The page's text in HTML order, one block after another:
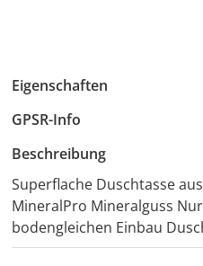
Eigenschaften
GPSR-Info
Beschreibung
Superflache Duschtasse
MineralPro Mineralguss
bodengleichen Einbau